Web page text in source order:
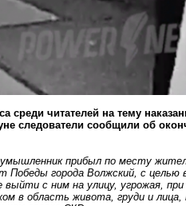
среди читателей на тему
следователи сообщили об
прибыл по месту
Победы города Волжский, с
с ним на улицу, угрожая,
в область живота, груди и лица,